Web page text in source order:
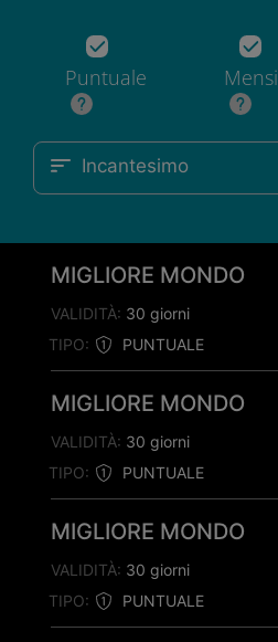
Puntuale
Incantesimo
MIGLIORE MONDO
TIPO: PUNTUALE
VALIDITÀ: 30 giorni
MIGLIORE MONDO
TIPO: PUNTUALE
VALIDITÀ: 30 giorni
MIGLIORE MONDO
TIPO: PUNTUALE
VALIDITÀ: 30 giorni